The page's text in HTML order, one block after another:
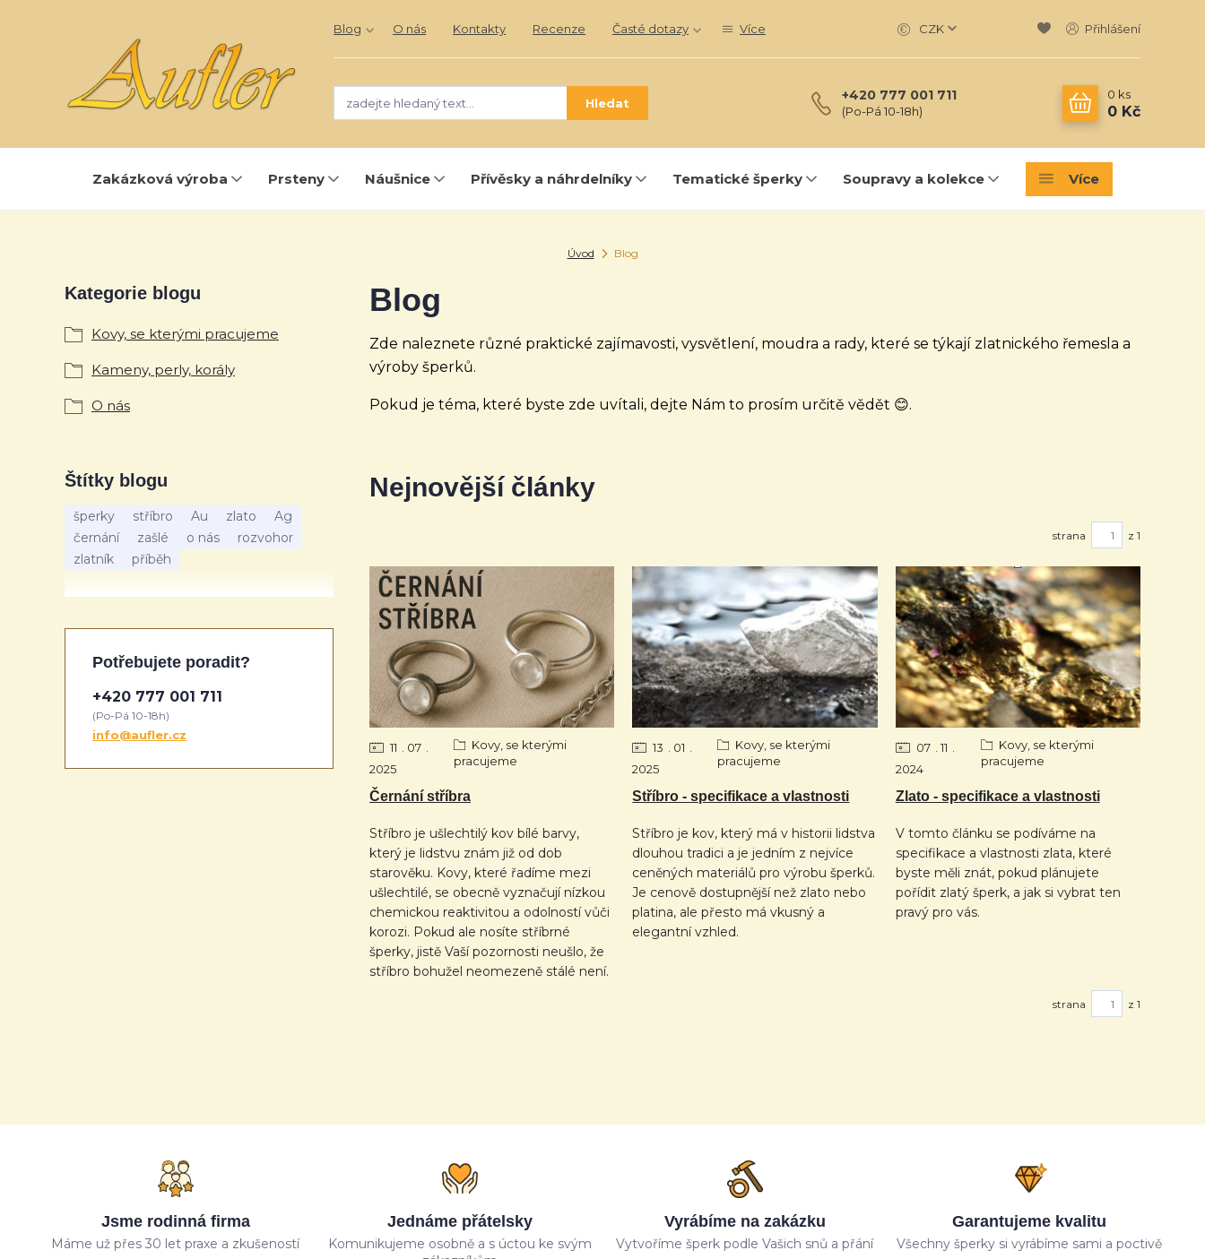
Blog O nás Kontakty Recenze Časté dotazy Více CZK Přihlášení
Hledat +420 777 001 711
(Po-Pá 10-18h)
0 ks
0 Kč
Zakázková výroba Prsteny Náušnice Přívěsky a náhrdelníky Tematické šperky Soupravy a kolekce Více
Úvod Blog
Kategorie blogu
Kovy, se kterými pracujeme
Kameny, perly, korály
O nás
Štítky blogu
šperky stříbro Au zlato
Ag
černání
zašlé o nás
rozvohor
zlatník
příběh
Potřebujete poradit?
+420 777 001 711
(Po-Pá 10-18h)
info@aufler.cz
Blog
Zde naleznete různé praktické zajímavosti, vysvětlení, moudra a rady, které se týkají zlatnického řemesla a
výroby šperků.
Pokud je téma, které byste zde uvítali, dejte Nám to prosím určitě vědět 😊.
Nejnovější články
strana z 1
Černání stříbra
11
07
2025
Kovy, se kterými
pracujeme
Stříbro je ušlechtilý kov bílé barvy,
který je lidstvu znám již od dob
starověku. Kovy, které řadíme mezi
ušlechtilé, se obecně vyznačují nízkou
chemickou reaktivitou a odolností vůči
korozi. Pokud ale nosíte stříbrné
šperky, jistě Vaší pozornosti neušlo, že
stříbro bohužel neomezeně stálé není.
Stříbro - specifikace a vlastnosti
13
01
2025
Kovy, se kterými
pracujeme
Stříbro je kov, který má v historii lidstva
dlouhou tradici a je jedním z nejvíce
ceněných materiálů pro výrobu šperků.
Je cenově dostupnější než zlato nebo
platina, ale přesto má vkusný a
elegantní vzhled.
Zlato - specifikace a vlastnosti
07
11
2024
Kovy, se kterými
pracujeme
V tomto článku se podíváme na
specifikace a vlastnosti zlata, které
byste měli znát, pokud plánujete
pořídit zlatý šperk, a jak si vybrat ten
pravý pro vás.
strana z 1
Jsme rodinná firma
Máme už přes 30 let praxe a zkušeností
Jednáme přátelsky
Komunikujeme osobně a s úctou ke svým
Vyrábíme na zakázku
Vytvoříme šperk podle Vašich snů a přání
Garantujeme kvalitu
Všechny šperky si vyrábíme sami a poctivě